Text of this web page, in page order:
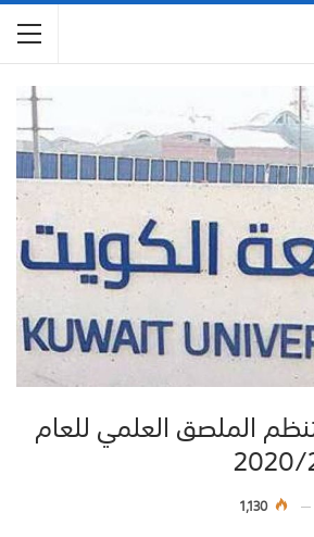
الملصق العلمي للعام
1,130